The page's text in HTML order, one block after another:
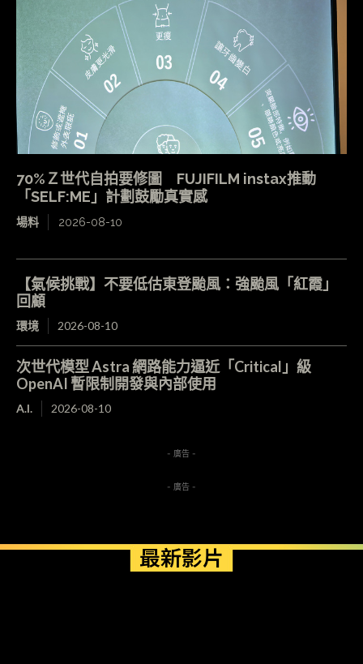
70%Ｚ世代自拍要修圖 FUJIFILM instax推動
「SELF:ME」計劃鼓勵真實感
場料 2026-08-10
【氣候挑戰】不要低估東登颱風：強颱風「紅霞」
回顧
環境 2026-08-10
次世代模型 Astra 網路能力逼近「Critical」級
OpenAI 暫限制開發與內部使用
A.I. 2026-08-10
- 廣告 -
- 廣告 -
最新影片